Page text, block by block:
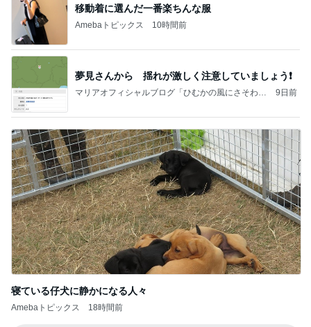
移動着に選んだ一番楽ちんな服
Amebaトピックス 10時間前
夢見さんから 揺れが激しく注意していましょう❗️
マリアオフィシャルブログ「ひむかの風にさそわれ
9日前
寝ている仔犬に静かになる人々
Amebaトピックス 18時間前